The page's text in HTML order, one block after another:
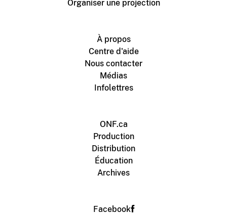
Organiser une projection
À propos
Centre d'aide
Nous contacter
Médias
Infolettres
ONF.ca
Production
Distribution
Éducation
Archives
Facebook